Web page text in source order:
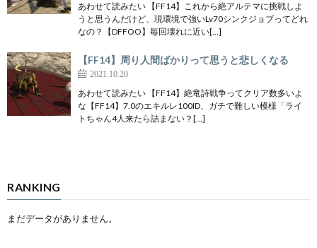
あわせて読みたい 【FF14】これから絶アルテマに挑戦しよ
うと思うんだけど、現環境で強いLv70シンクジョブってどれ
なの？【DFFOO】毎回壊れに近い[…]
【FF14】周り人間ばかりって思うと悲しくなる
2021.10.20
あわせて読みたい 【FF14】絶竜詩戦争ってクリア数多いよ
な【FF14】7.0のエキルレ100ID、ガチで難しい模様「ライ
トちゃん4人来たら詰まない？[…]
RANKING
まだデータがありません。